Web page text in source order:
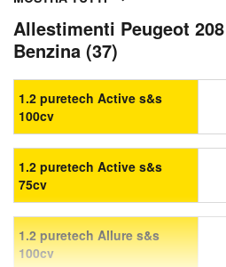
Allestimenti Peugeot
Benzina (37)
1.2 puretech Active s&s
100cv
1.2 puretech Active s&s
75cv
1.2 puretech Allure s&s
100cv